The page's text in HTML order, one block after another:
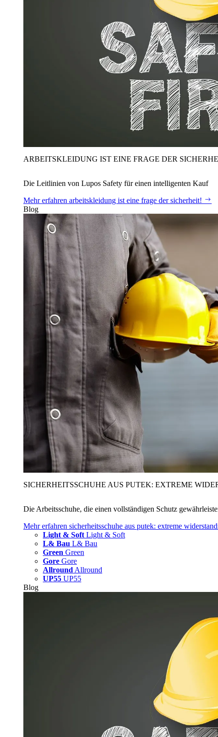
ARBEITSKLEIDUNG IST EINE FRAGE DER
Die Leitlinien von Lupos Safety für einen intelligenten Kauf
Mehr erfahren arbeitskleidung ist eine frage der sicherheit!
Blog
SICHERHEITSSCHUHE AUS PUTEK: EXTREME
Die Arbeitsschuhe, die einen vollständigen Schutz
Mehr erfahren sicherheitsschuhe aus putek: extreme
Light & Soft Light & Soft
L& Bau L& Bau
Green Green
Gore Gore
Allround Allround
UP55 UP55
Blog